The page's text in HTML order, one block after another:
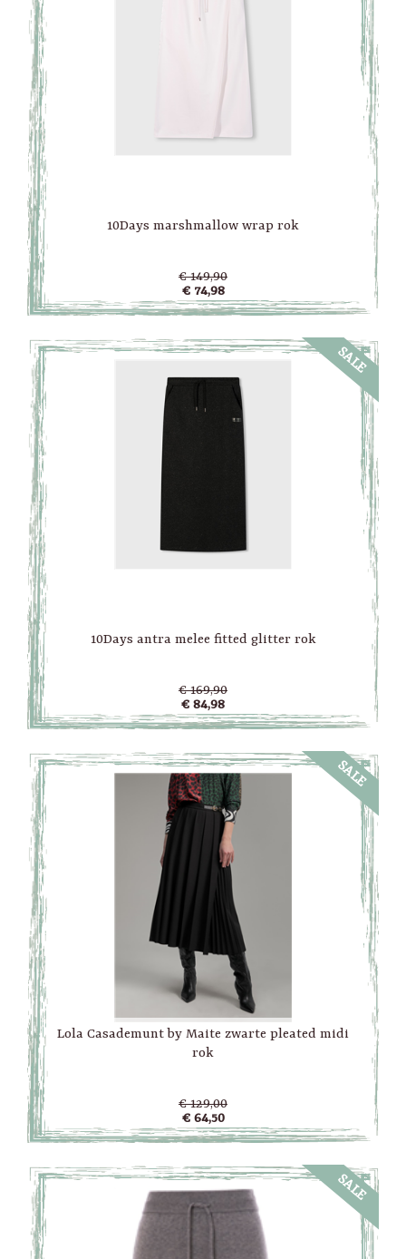
10Days marshmallow wrap rok
€ 149,90
€ 74,98
SALE
10Days antra melee fitted glitter rok
€ 169,90
€ 84,98
SALE
Lola Casademunt by Maite zwarte pleated midi
rok
€ 129,00
€ 64,50
SALE